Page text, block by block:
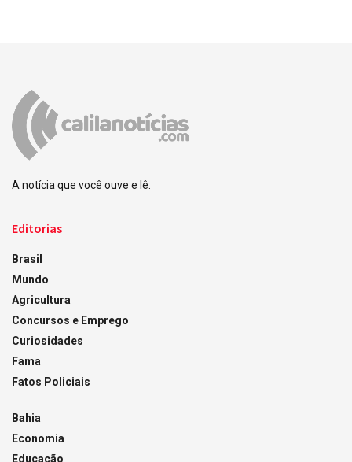
A notícia que você ouve e lê.
Editorias
Brasil
Mundo
Agricultura
Concursos e Emprego
Curiosidades
Fama
Fatos Policiais
Bahia
Economia
Educação